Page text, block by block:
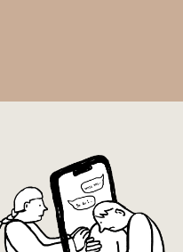
vida. Ela me
encontrou num
estado misto de
depressão e